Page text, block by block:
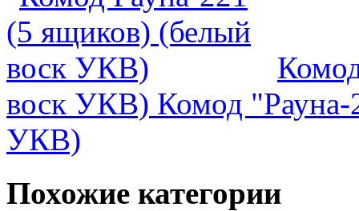
воск УКВ) Комод
УКВ)
Похожие категории